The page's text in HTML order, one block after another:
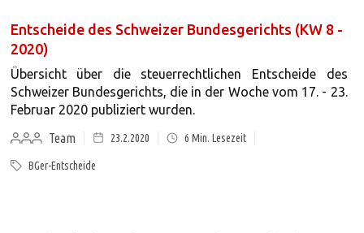
Entscheide des Schweizer Bundesgerichts (KW 8 -
2020)
Übersicht über die steuerrechtlichen Entscheide des
Schweizer Bundesgerichts, die in der Woche vom 17. - 23.
Februar 2020 publiziert wurden.
Team
23.2.2020 6 Min. Lesezeit
BGer-Entscheide